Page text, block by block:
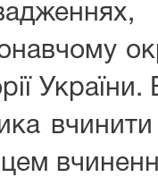
вчинити